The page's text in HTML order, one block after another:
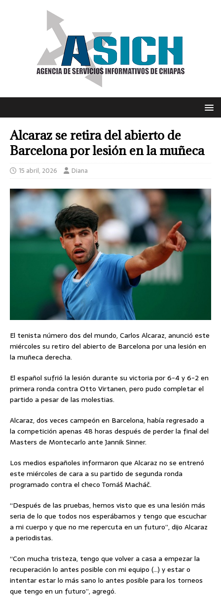
Alcaraz se retira del abierto de
Barcelona por lesión en la muñeca
15 abril, 2026 Diana
El tenista número dos del mundo, Carlos Alcaraz, anunció este
miércoles su retiro del abierto de Barcelona por una lesión en
la muñeca derecha.
El español sufrió la lesión durante su victoria por 6-4 y 6-2 en
primera ronda contra Otto Virtanen, pero pudo completar el
partido a pesar de las molestias.
Alcaraz, dos veces campeón en Barcelona, había regresado a
la competición apenas 48 horas después de perder la final del
Masters de Montecarlo ante Jannik Sinner.
Los medios españoles informaron que Alcaraz no se entrenó
este miércoles de cara a su partido de segunda ronda
programado contra el checo Tomáš Macháč.
“Después de las pruebas, hemos visto que es una lesión más
seria de lo que todos nos esperábamos y tengo que escuchar
a mi cuerpo y que no me repercuta en un futuro”, dijo Alcaraz
a periodistas.
“Con mucha tristeza, tengo que volver a casa a empezar la
recuperación lo antes posible con mi equipo (…) y estar o
intentar estar lo más sano lo antes posible para los torneos
que tengo en un futuro”, agregó.